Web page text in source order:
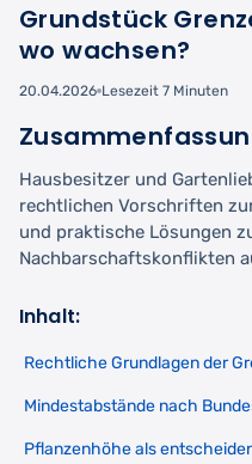
Grundstück
wo wachsen?
20.04.2026 Lesezeit 7 Minuten
Hausbesitzer und
rechtlichen Vorschriften
und praktische Lösungen
Nachbarschaftskonflikten
Inhalt:
Rechtliche Grundlagen der
Mindestabstände nach
Pflanzenhöhe als